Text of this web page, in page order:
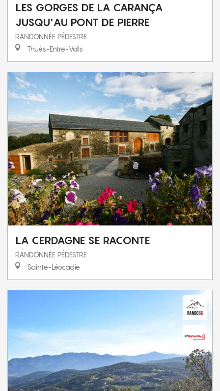
LES GORGES DE LA CARANÇA
JUSQU'AU PONT DE PIERRE
RANDONNÉE PÉDESTRE
Thuès-Entre-Valls
LA CERDAGNE SE RACONTE
RANDONNÉE PÉDESTRE
Sainte-Léocadie